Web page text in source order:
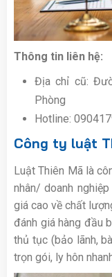
Thông tin liên hệ:
Địa chỉ cũ:
Phòng
Hotline:
Công ty luật
Luật Thiên Mã là
nhân/ doanh
giá cao về chất
đánh giá hàng đầu
thủ tục (bảo lãnh,
trọn gói, ly hôn